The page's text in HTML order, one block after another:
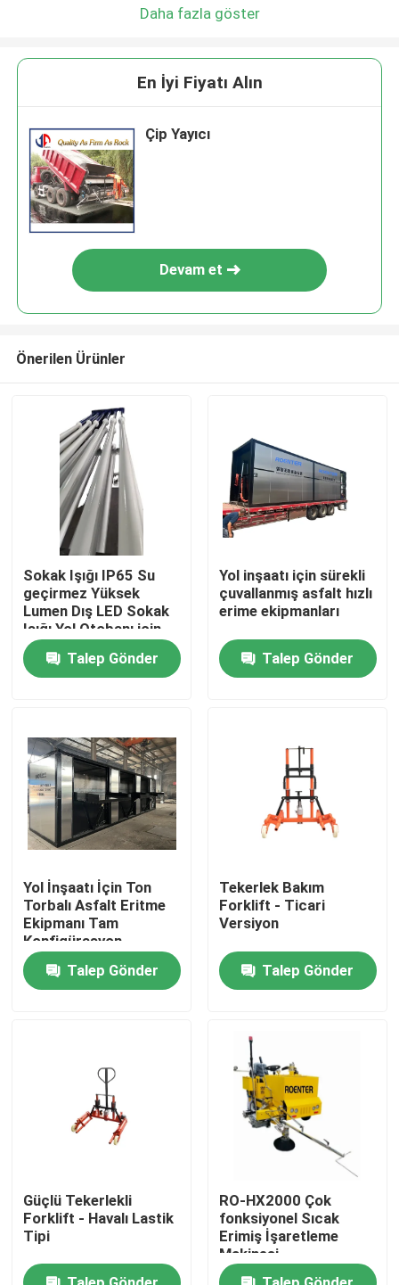
Ana sayfa
Ürünler
Hakkımızda
Fabrika turu
Kalite kontrol
Yol İnşaatı Malzemesi
Yol testi ekipmanları
Daha fazla göster
En İyi Fiyatı Alın
Çip Yayıcı
Devam et
Önerilen Ürünler
Sokak Işığı IP65 Su
geçirmez Yüksek
Lumen Dış LED Sokak
Işığı Yol Otobanı için
Talep Gönder
Yol inşaatı için sürekli
çuvallanmış asfalt hızlı
erime ekipmanları
Talep Gönder
Yol İnşaatı İçin Ton
Torbalı Asfalt Eritme
Ekipmanı Tam
Konfigürasyon
Talep Gönder
Tekerlek Bakım
Forklift - Ticari
Versiyon
Talep Gönder
Güçlü Tekerlekli
Forklift - Havalı Lastik
Tipi
RO-HX2000 Çok
fonksiyonel Sıcak
Erimiş İşaretleme
Makinesi